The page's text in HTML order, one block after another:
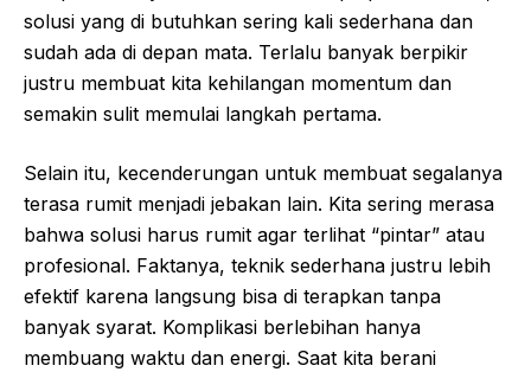
solusi yang di butuhkan sering kali sederhana dan
sudah ada di depan mata. Terlalu banyak berpikir
justru membuat kita kehilangan momentum dan
semakin sulit memulai langkah pertama.
Selain itu, kecenderungan untuk membuat segalanya
terasa rumit menjadi jebakan lain. Kita sering merasa
bahwa solusi harus rumit agar terlihat “pintar” atau
profesional. Faktanya, teknik sederhana justru lebih
efektif karena langsung bisa di terapkan tanpa
banyak syarat. Komplikasi berlebihan hanya
membuang waktu dan energi. Saat kita berani